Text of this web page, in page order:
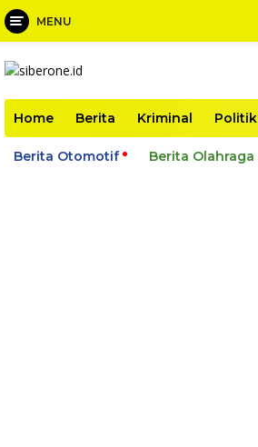
MENU
Home Berita Kriminal Politik
Berita Otomotif Berita Olahraga